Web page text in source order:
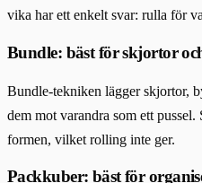
vika har ett enkelt svar: rulla för
Bundle: bäst för skjortor
Bundle-tekniken lägger skjortor,
dem mot varandra som ett
formen, vilket rolling inte ger.
Packkuber: bäst för